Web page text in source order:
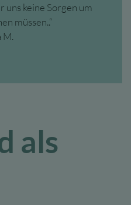
uns keine Sorgen um
müssen..“
M.
als